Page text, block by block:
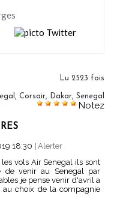
Lu 2523 fois
, Corsair, Dakar, Senegal
Notez
18:30
Alerter
vols Air Senegal ils sont
de venir au Senegal par
je pense venir d'avril a
choix de la compagnie